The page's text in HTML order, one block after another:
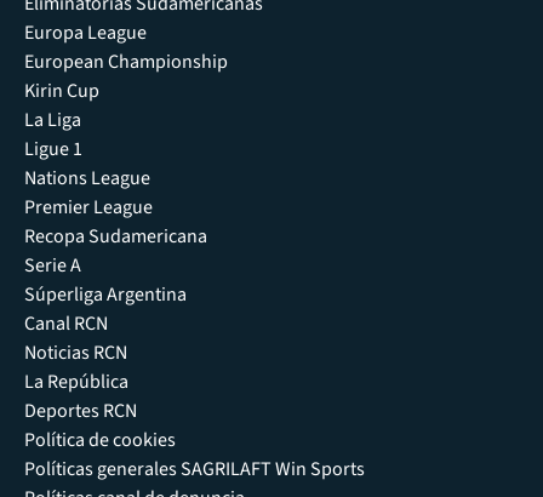
Europa League
European Championship
Kirin Cup
La Liga
Ligue 1
Nations League
Premier League
Recopa Sudamericana
Serie A
Súperliga Argentina
Canal RCN
Noticias RCN
La República
Deportes RCN
Política de cookies
Políticas generales SAGRILAFT Win Sports